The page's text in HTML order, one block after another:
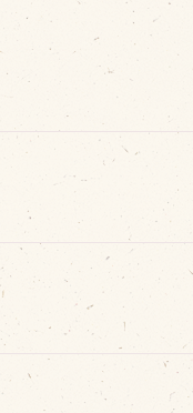
場の仕事
のご紹介
ルビ串
にんにく
西ソース